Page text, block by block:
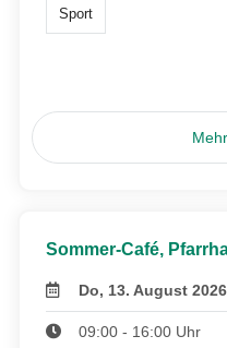
Sport
Sommer-Café,
Do, 13. August 2026
09:00 - 16:00 Uhr